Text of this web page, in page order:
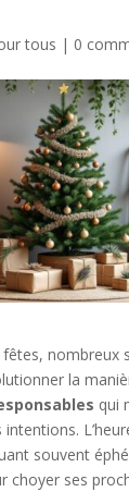
tous | 0
fêtes, nombreux
la
qui
souvent
choyer ses